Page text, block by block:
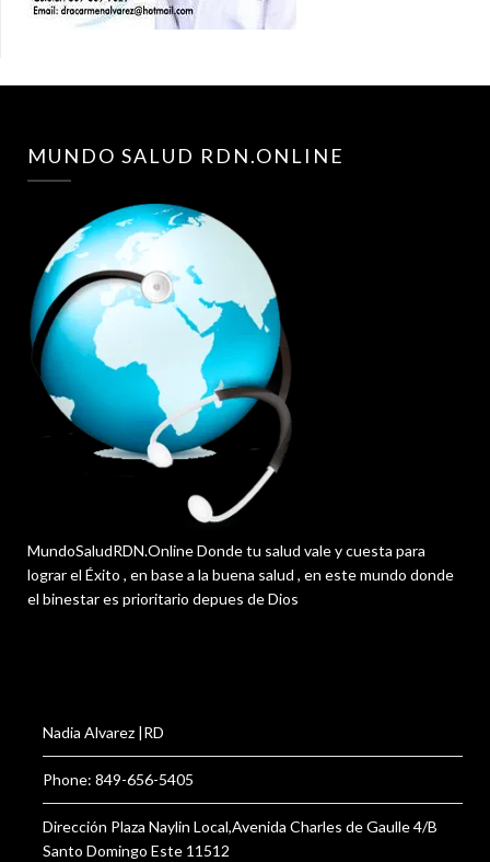
MUNDO SALUD RDN.ONLINE
MundoSaludRDN.Online Donde tu salud vale y cuesta para
lograr el Éxito , en base a la buena salud , en este mundo donde
el binestar es prioritario depues de Dios
Nadia Alvarez |RD
Phone: 849-656-5405
Dirección Plaza Naylin Local,Avenida Charles de Gaulle 4/B
Santo Domingo Este 11512